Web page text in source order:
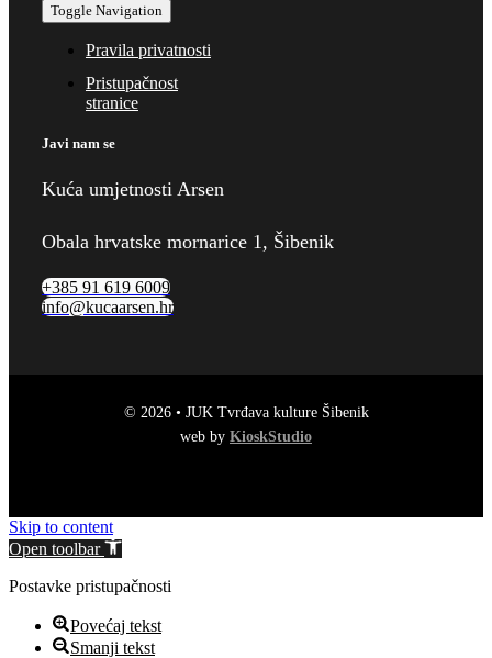
Toggle Navigation
Pravila privatnosti
Pristupačnost
stranice
Javi nam se
Kuća umjetnosti Arsen
Obala hrvatske mornarice 1, Šibenik
+385 91 619 6009
info@kucaarsen.hr
© 2026 • JUK Tvrđava kulture Šibenik
web by KioskStudio
Skip to content
Open toolbar
Postavke pristupačnosti
Povećaj tekst
Smanji tekst